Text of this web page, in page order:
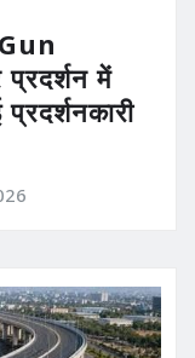
में